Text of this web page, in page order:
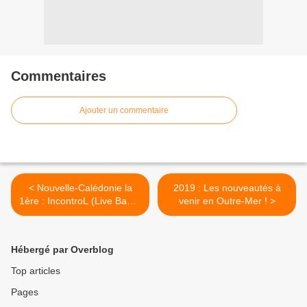
Commentaires
Ajouter un commentaire
< Nouvelle-Calédonie la
1ère : IncontroL (Live Band)
/ Francofolies de Nouvelle-
2019 : Les nouveautés à
venir en Outre-Mer ! >
Hébergé par Overblog
Top articles
Pages